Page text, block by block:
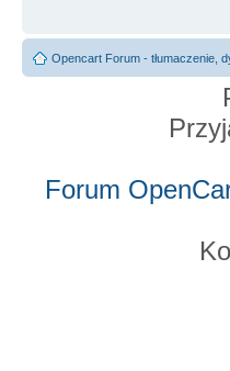
Opencart Forum - tłumaczenie,
Forum